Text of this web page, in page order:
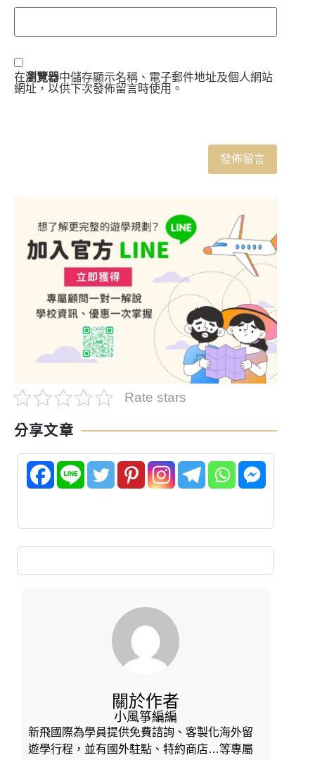
在瀏覽器中儲存顯示名稱、電子郵件地址及個人網站
網址，以供下次發佈留言時使用。
Rate stars
分享文章
關於作者
小風箏編編
新飛國際為學員提供免費諮詢、客製化海外留
遊學行程，並有國外駐點、特約商店…等專屬